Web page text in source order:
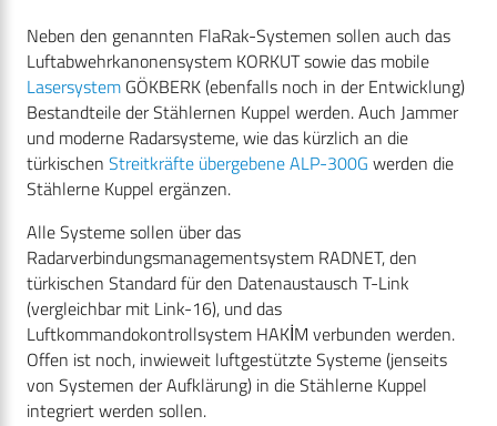
Neben den genannten FlaRak-Systemen sollen auch das
Luftabwehrkanonensystem KORKUT sowie das mobile
Lasersystem GÖKBERK (ebenfalls noch in der Entwicklung)
Bestandteile der Stählernen Kuppel werden. Auch Jammer
und moderne Radarsysteme, wie das kürzlich an die
türkischen Streitkräfte übergebene ALP-300G werden die
Stählerne Kuppel ergänzen.
Alle Systeme sollen über das
Radarverbindungsmanagementsystem RADNET, den
türkischen Standard für den Datenaustausch T-Link
(vergleichbar mit Link-16), und das
Luftkommandokontrollsystem HAKİM verbunden werden.
Offen ist noch, inwieweit luftgestützte Systeme (jenseits
von Systemen der Aufklärung) in die Stählerne Kuppel
integriert werden sollen.